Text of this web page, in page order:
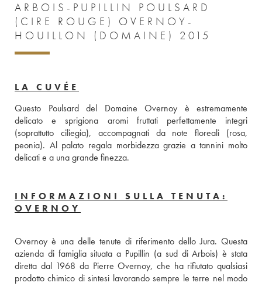
ARBOIS-PUPILLIN POULSARD
(CIRE ROUGE) OVERNOY-
HOUILLON (DOMAINE) 2015
LA CUVÉE
Questo Poulsard del Domaine Overnoy è estremamente
delicato e sprigiona aromi fruttati perfettamente integri
(soprattutto ciliegia), accompagnati da note floreali (rosa,
peonia). Al palato regala morbidezza grazie a tannini molto
delicati e a una grande finezza.
INFORMAZIONI SULLA TENUTA:
OVERNOY
Overnoy è una delle tenute di riferimento dello Jura. Questa
azienda di famiglia situata a Pupillin (a sud di Arbois) è stata
diretta dal 1968 da Pierre Overnoy, che ha rifiutato qualsiasi
prodotto chimico di sintesi lavorando sempre le terre nel modo